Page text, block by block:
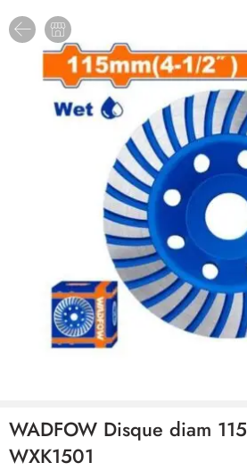
WADFOW Disque diam 115
WXK1501